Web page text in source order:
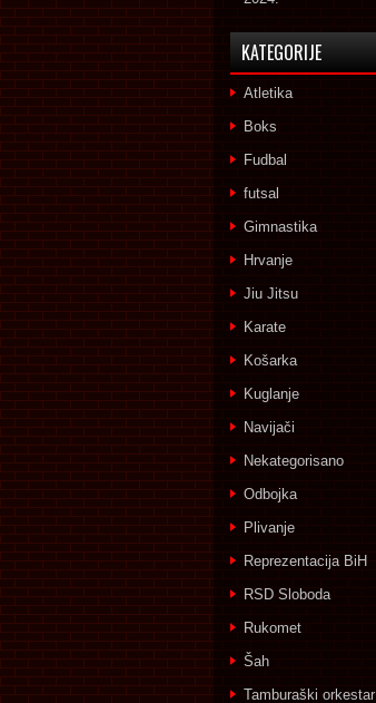
KATEGORIJE
Atletika
Boks
Fudbal
futsal
Gimnastika
Hrvanje
Jiu Jitsu
Karate
Košarka
Kuglanje
Navijači
Nekategorisano
Odbojka
Plivanje
Reprezentacija BiH
RSD Sloboda
Rukomet
Šah
Tamburaški orkestar